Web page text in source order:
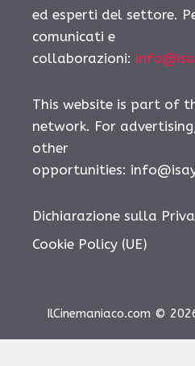
ed esperti del settore.
comunicati e
collaborazioni:
This website is part of
network. For
other
opportunities:
Dichiarazione sulla
Cookie Policy (UE)
IlCinemaniaco.com ©